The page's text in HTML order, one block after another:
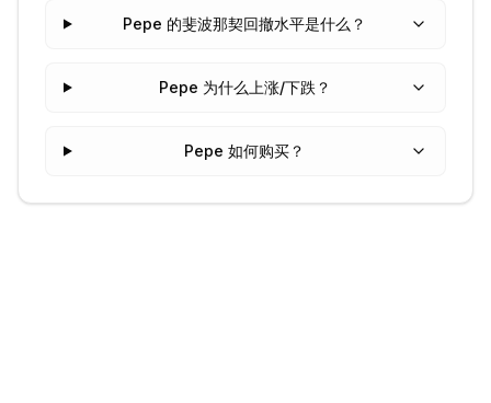
Pepe 的斐波那契回撤水平是什么？
Pepe 为什么上涨/下跌？
Pepe 如何购买？